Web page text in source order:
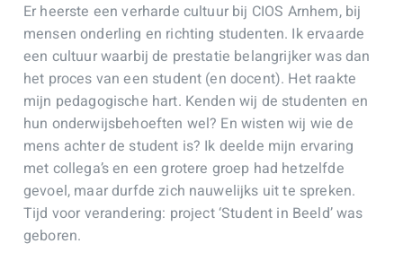
Er heerste een verharde cultuur bij CIOS Arnhem, bij
mensen onderling en richting studenten. Ik ervaarde
een cultuur waarbij de prestatie belangrijker was dan
het proces van een student (en docent). Het raakte
mijn pedagogische hart. Kenden wij de studenten en
hun onderwijsbehoeften wel? En wisten wij wie de
mens achter de student is? Ik deelde mijn ervaring
met collega’s en een grotere groep had hetzelfde
gevoel, maar durfde zich nauwelijks uit te spreken.
Tijd voor verandering: project ‘Student in Beeld’ was
geboren.